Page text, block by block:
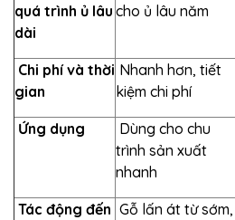
quá trình ủ lâu
dài
cho ủ lâu năm
Chi phí và thời
gian
Nhanh hơn, tiết
kiệm chi phí
Ứng dụng
Dùng cho chu
trình sản xuất
nhanh
Tác động đến Gỗ lấn át từ sớm,